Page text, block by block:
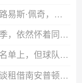
邮报：曼联有意莱斯特城小将路易斯·佩奇，面临阿森纳等队竞争
劳塔罗谈回到国米：第九个赛季，依然怀着同样的热情和不变的雄心
罗体：齐尔克泽仍在尤文引援名单上，但球队优先买门将和后卫
邮报：曼城小将穆巴马正在洽谈租借南安普顿的事宜